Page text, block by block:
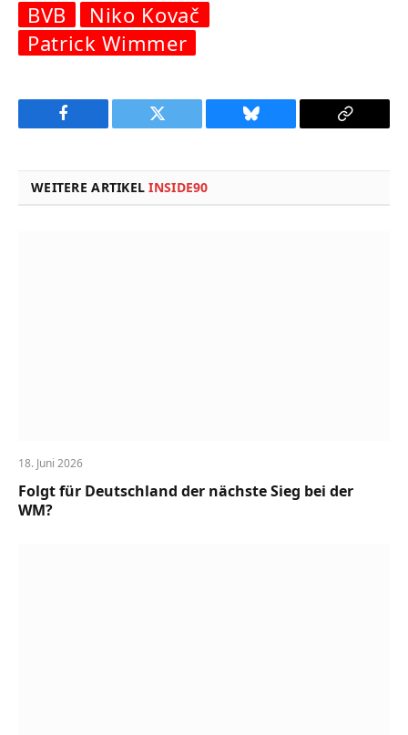
BVB
Niko Kovač
Patrick Wimmer
Facebook Twitter Bluesky
Copy
WEITERE ARTIKELINSIDE90
18. Juni 2026
Folgt für Deutschland der nächste Sieg bei der
WM?